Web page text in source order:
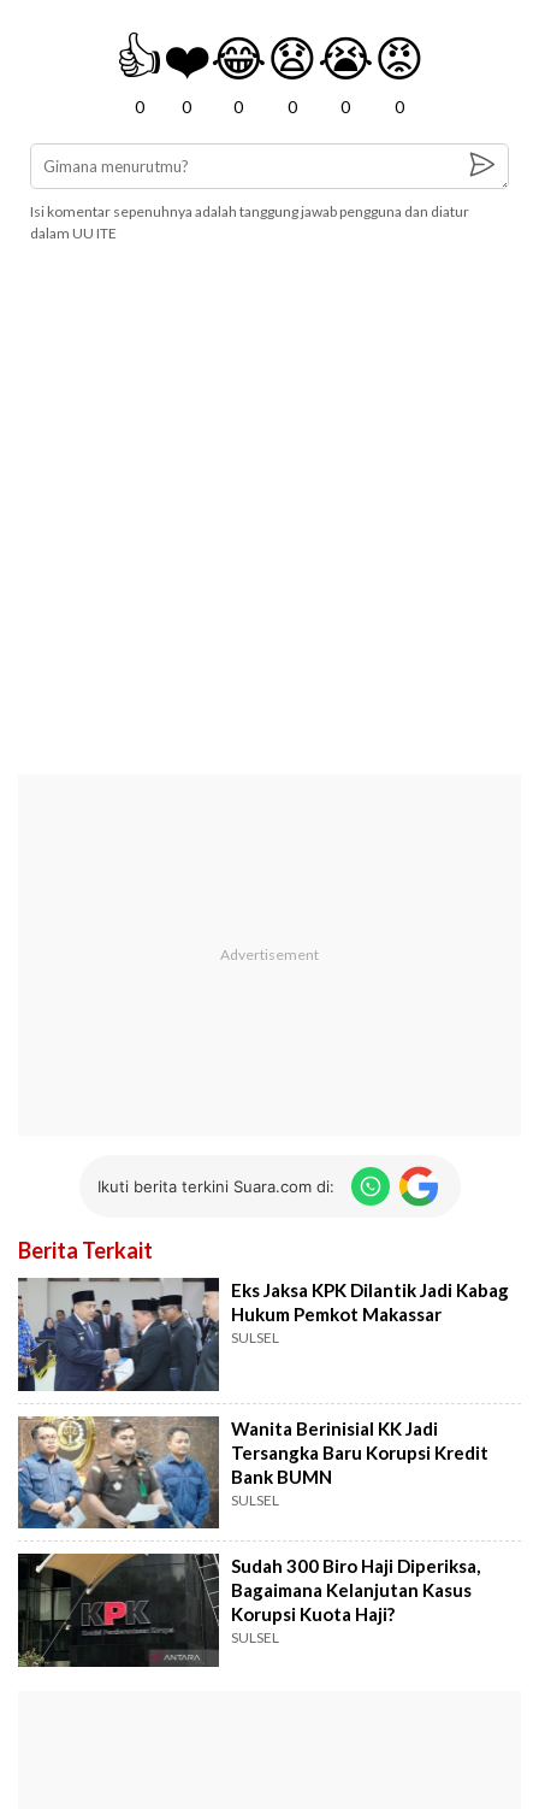
👍
0
❤️
0
😂
0
😧
0
😭
0
😡
0
Isi komentar sepenuhnya adalah tanggung jawab pengguna dan diatur
dalam UU ITE
Ikuti berita terkini Suara.com di:
Berita Terkait
Eks Jaksa KPK Dilantik Jadi Kabag
Hukum Pemkot Makassar
SULSEL
Wanita Berinisial KK Jadi
Tersangka Baru Korupsi Kredit
Bank BUMN
SULSEL
Sudah 300 Biro Haji Diperiksa,
Bagaimana Kelanjutan Kasus
Korupsi Kuota Haji?
SULSEL